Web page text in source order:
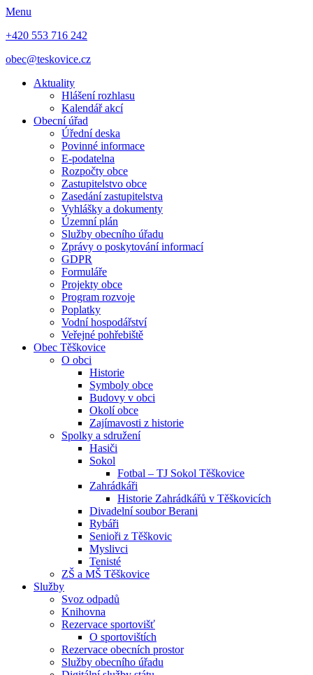
Menu
+420 553 716 242
obec@teskovice.cz
Aktuality
Hlášení rozhlasu
Kalendář akcí
Obecní úřad
Úřední deska
Povinné informace
E-podatelna
Rozpočty obce
Zastupitelstvo obce
Zasedání zastupitelstva
Vyhlášky a dokumenty
Územní plán
Služby obecního úřadu
Zprávy o poskytování informací
GDPR
Formuláře
Projekty obce
Program rozvoje
Poplatky
Vodní hospodářství
Veřejné pohřebiště
Obec Těškovice
O obci
Historie
Symboly obce
Budovy v obci
Okolí obce
Zajímavosti z historie
Spolky a sdružení
Hasiči
Sokol
Fotbal – TJ Sokol Těškovice
Zahrádkáři
Historie Zahrádkářů v Těškovicích
Divadelní soubor Berani
Rybáři
Senioři z Těškovic
Myslivci
Tenisté
ZŠ a MŠ Těškovice
Služby
Svoz odpadů
Knihovna
Rezervace sportovišť
O sportovištích
Rezervace obecních prostor
Služby obecního úřadu